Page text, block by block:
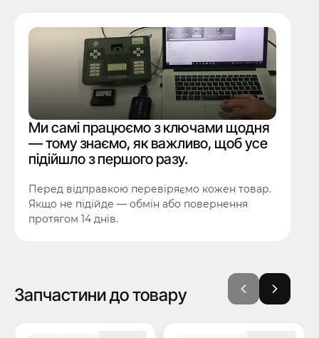
Ми самі працюємо з ключами щодня
— тому знаємо, як важливо, щоб усе
підійшло з першого разу.
Перед відправкою перевіряємо кожен товар.
Якщо не підійде — обмін або повернення
протягом 14 днів.
Запчастини до товару